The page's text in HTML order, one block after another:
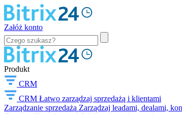
Załóż konto
Produkt
CRM
CRM Łatwo zarządzaj sprzedażą i klientami
Zarządzanie sprzedażą Zarządzaj leadami, dealami,